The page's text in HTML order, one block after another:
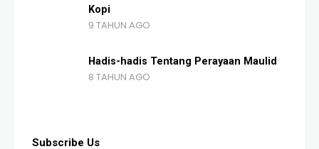
Kopi
9 TAHUN AGO
Hadis-hadis Tentang Perayaan Maulid
8 TAHUN AGO
Subscribe Us